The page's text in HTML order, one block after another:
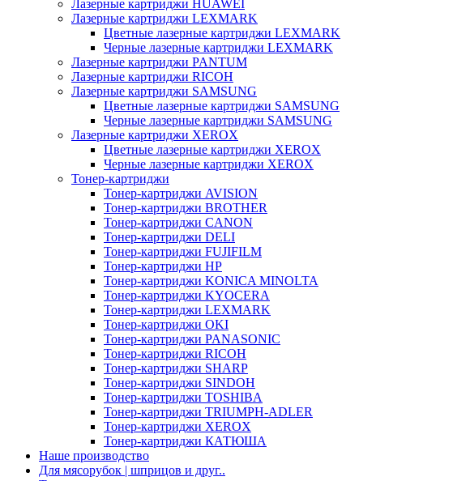
Лазерные картриджи HUAWEI
Лазерные картриджи LEXMARK
Цветные лазерные картриджи LEXMARK
Черные лазерные картриджи LEXMARK
Лазерные картриджи PANTUM
Лазерные картриджи RICOH
Лазерные картриджи SAMSUNG
Цветные лазерные картриджи SAMSUNG
Черные лазерные картриджи SAMSUNG
Лазерные картриджи XEROX
Цветные лазерные картриджи XEROX
Черные лазерные картриджи XEROX
Тонер-картриджи
Тонер-картриджи AVISION
Тонер-картриджи BROTHER
Тонер-картриджи CANON
Тонер-картриджи DELI
Тонер-картриджи FUJIFILM
Тонер-картриджи HP
Тонер-картриджи KONICA MINOLTA
Тонер-картриджи KYOCERA
Тонер-картриджи LEXMARK
Тонер-картриджи OKI
Тонер-картриджи PANASONIC
Тонер-картриджи RICOH
Тонер-картриджи SHARP
Тонер-картриджи SINDOH
Тонер-картриджи TOSHIBA
Тонер-картриджи TRIUMPH-ADLER
Тонер-картриджи XEROX
Тонер-картриджи КАТЮША
Наше производство
Для мясорубок | шприцов и друг..